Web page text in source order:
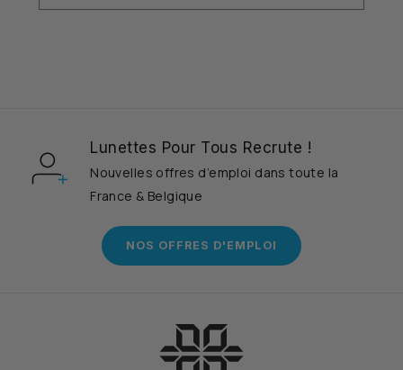
Lunettes Pour Tous Recrute !
Nouvelles offres d’emploi dans toute la
France & Belgique
NOS OFFRES D'EMPLOI